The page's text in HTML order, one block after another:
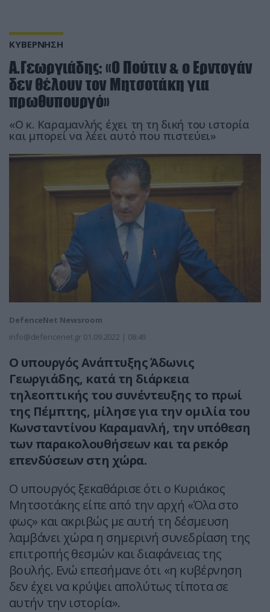
ΚΥΒΕΡΝΗΣΗ
Α.Γεωργιάδης: «Ο Πούτιν & ο Ερντογάν
δεν θέλουν τον Μητσοτάκη για
πρωθυπουργό»
«Ο κ. Καραμανλής έχει τη τη δική του ιστορία
και μπορεί να λέει αυτό που πιστεύει»
DefenceNet Newsroom
info@defencenet.gr 01.09.2022 | 08:49
Ο υπουργός Ανάπτυξης Άδωνις
Γεωργιάδης, κατά τη διάρκεια
τηλεοπτικής του συνέντευξης το πρωί
της Πέμπτης, μίλησε για την ομιλία του
Κωνσταντίνου Καραμανλή, την υπόθεση
των παρακολουθήσεων και τα ρεκόρ
επενδύσεων στη χώρα.
Ο υπουργός ξεκαθάρισε ότι ο Κυριάκος
Μητσοτάκης είπε από την αρχή «Όλα στο
φως» και ακριβώς με αυτή τη δέσμευση
λαμβάνει χώρα η σημερινή συνεδρίαση της
επιτροπής θεσμών και διαφάνειας της
βουλής. Ενώ επεσήμανε ότι «η κυβέρνηση
δεν έχει να κρύψει απολύτως τίποτα σε
αυτήν την ιστορία».